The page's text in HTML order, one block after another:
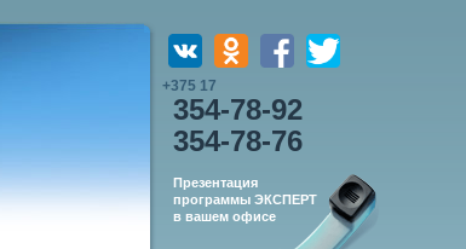
+375 17
354-78-92
354-78-76
Презентация
программы ЭКСПЕРТ
в вашем офисе